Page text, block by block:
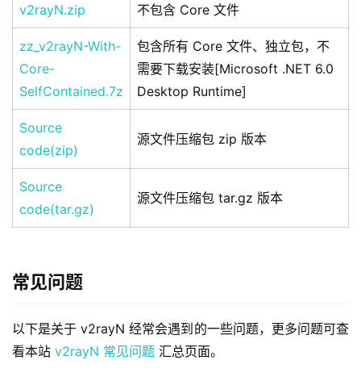
v2rayN.zip 不包含 Core 文件
zz_v2rayN-With-
Core-
SelfContained.7z
包含所有 Core 文件、独立包，不
需要下载安装[Microsoft .NET 6.0
Desktop Runtime]
Source
code(zip)
源文件压缩包 zip 版本
Source
code(tar.gz)
源文件压缩包 tar.gz 版本
常见问题
以下是关于 v2rayN 经常会遇到的一些问题，更多问题可查
看本站 v2rayN 常见问题 汇总页面。